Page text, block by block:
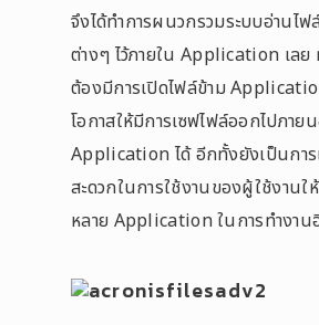
จึงได้ทำการผนวกรวมระบบอ่านไฟ
ต่างๆ ไว้ภายใน Application เลย
ต้องมีการเปิดไฟล์ข้าม
โอกาสให้มีการเซฟไฟล์ออกไปภาย
Application ได้ อีกทั้งยังเป็นการ
สะดวกในการใช้งานของผู้ใช้งานใ
หลาย Application ในการทำงาน